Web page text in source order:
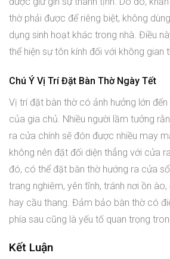
thờ phải được để riêng biệt, không
dụng sinh hoạt khác trong nhà. Điều
thể hiện sự tôn kính đối với không gian
Chú Ý Vị Trí Đặt Bàn Thờ Ngày Tết
Vị trí đặt bàn thờ có ảnh hưởng lớn
của gia chủ. Nhiều người lầm tưởng
ra cửa chính sẽ đón được nhiều may
không nên đặt đối diện thẳng với cửa
đó, có thể đặt bàn thờ hướng ra cửa
trang nghiêm, yên tĩnh, tránh nơi ồn ào,
hay cầu thang. Đảm bảo bàn thờ có
phía sau cũng là yếu tố quan trọng
Kết Luận